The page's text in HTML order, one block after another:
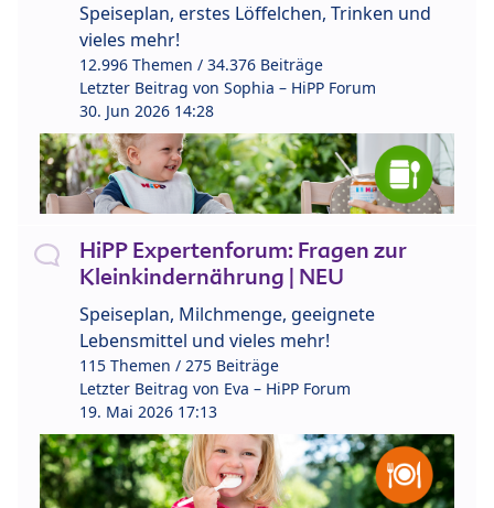
Speiseplan, erstes Löffelchen, Trinken und
vieles mehr!
12.996 Themen / 34.376 Beiträge
Letzter Beitrag von Sophia – HiPP Forum
30. Jun 2026 14:28
HiPP Expertenforum: Fragen zur
Kleinkindernährung | NEU
Speiseplan, Milchmenge, geeignete
Lebensmittel und vieles mehr!
115 Themen / 275 Beiträge
Letzter Beitrag von Eva – HiPP Forum
19. Mai 2026 17:13